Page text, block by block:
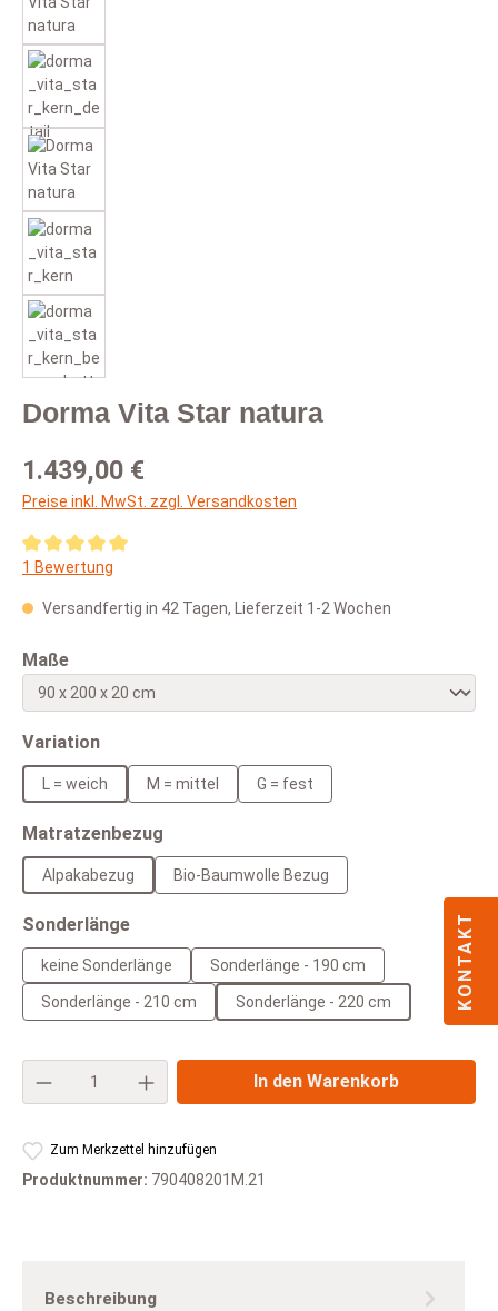
Dorma Vita Star natura
Regulärer Preis:
1.439,00 €
Preise inkl. MwSt. zzgl. Versandkosten
Durchschnittliche Bewertung von 5 von 5 Sternen
1 Bewertung
Versandfertig in 42 Tagen, Lieferzeit 1-2 Wochen
Maßeauswählen
Variationauswählen
L = weich M = mittel G = fest
Matratzenbezug
Alpakabezug Bio-Baumwolle Bezug
Sonderlängeauswählen
keine Sonderlänge Sonderlänge - 190 cm
Sonderlänge - 210 cm Sonderlänge - 220 cm
Produkt Anzahl: Gib den gewünschten
In den Warenkorb
Zum Merkzettel hinzufügen
Produktnummer: 790408201M.21
Beschreibung
KONTAKT